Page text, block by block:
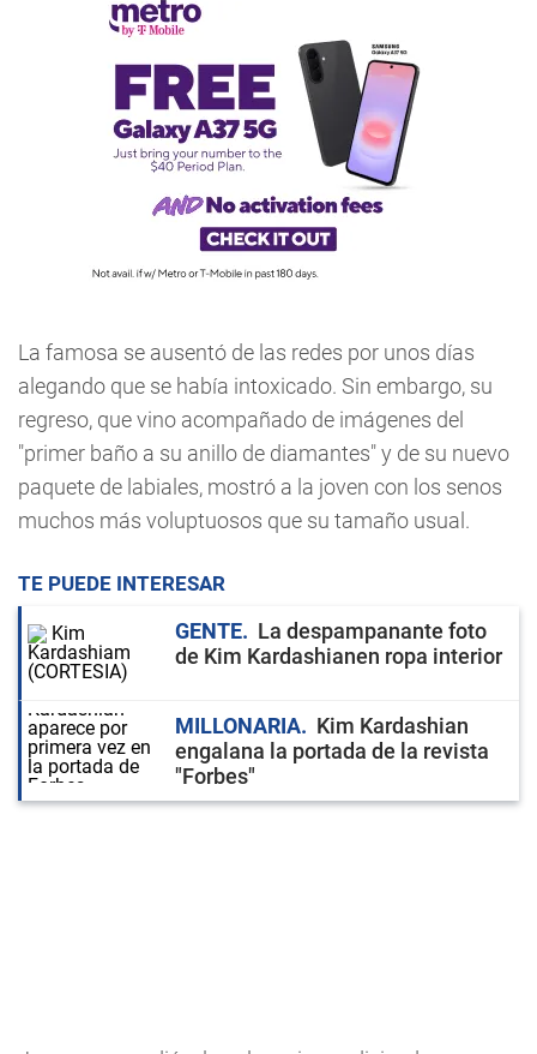
La famosa se ausentó de las redes por unos días
alegando que se había intoxicado. Sin embargo, su
regreso, que vino acompañado de imágenes del
"primer baño a su anillo de diamantes" y de su nuevo
paquete de labiales, mostró a la joven con los senos
muchos más voluptuosos que su tamaño usual.
TE PUEDE INTERESAR
GENTE
La despampanante foto
de Kim Kardashianen ropa interior
MILLONARIA
Kim Kardashian
engalana la portada de la revista
"Forbes"